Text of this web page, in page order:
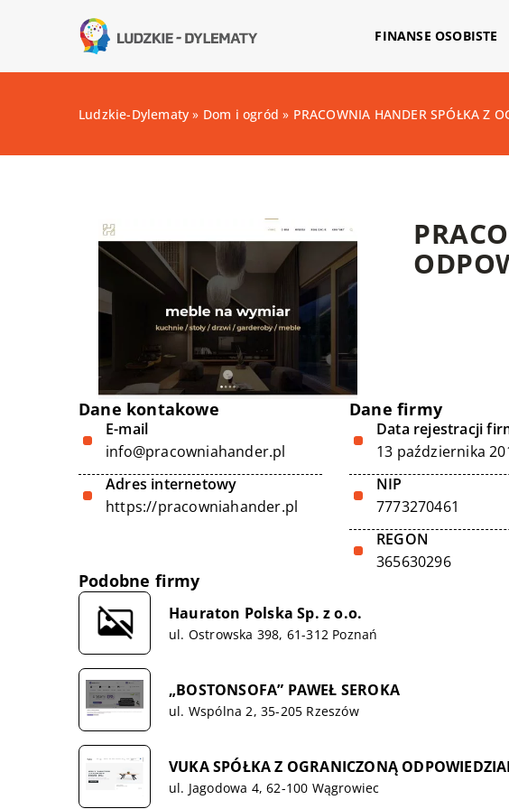
FINANSE OSOBISTE
Ludzkie-Dylematy » Dom i ogród » PRACOWNIA HANDER SPÓŁKA Z
Dane kontakowe
E-mail
info@pracowniahander.pl
Adres internetowy
https://pracowniahander.pl
Dane firmy
Data rejestracji
13 października
NIP
7773270461
REGON
365630296
Podobne firmy
Hauraton Polska Sp. z o.o.
ul. Ostrowska 398, 61-312 Poznań
„BOSTONSOFA” PAWEŁ SEROKA
ul. Wspólna 2, 35-205 Rzeszów
VUKA SPÓŁKA Z OGRANICZONĄ
ul. Jagodowa 4, 62-100 Wągrowiec